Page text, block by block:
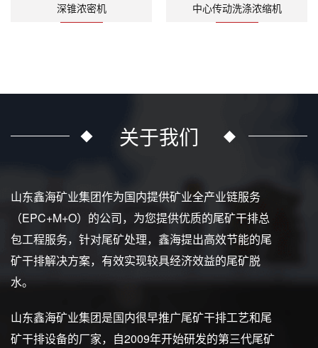
深锥浓密机 中心传动洗涤浓缩机
关于我们
山东鑫海矿业集团作为国内提供矿业全产业链服务
（EPC+M+O）的公司，为您提供优质的尾矿干排总
包工程服务，针对尾矿处理，鑫海提出高效节能的尾
矿干排解决方案，有效实现较具经济效益的尾矿脱
水。
山东鑫海矿业集团是国内很早推广尾矿干排工艺和尾
矿干排设备的厂家，自2009年开始研发的第三代尾矿